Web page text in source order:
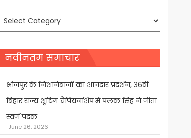
समाचार
नवीनतम समाचार
भोजपुर के निशानेबाजों का शानदार प्रदर्शन, 36वीं
बिहार राज्य शूटिंग चैंपियनशिप में पलक सिंह ने जीता
स्वर्ण पदक
June 26, 2026